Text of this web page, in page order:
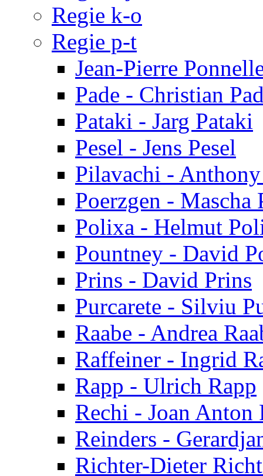
Regie k-o
Regie p-t
Jean-Pierre
Pade - Christian
Pataki - Jarg Pataki
Pesel - Jens Pesel
Pilavachi -
Poerzgen - Mascha
Polixa - Helmut
Pountney - David
Prins - David Prins
Purcarete - Silviu
Raabe - Andrea
Raffeiner - Ingrid
Rapp - Ulrich Rapp
Rechi - Joan Anton
Reinders -
Richter-Dieter